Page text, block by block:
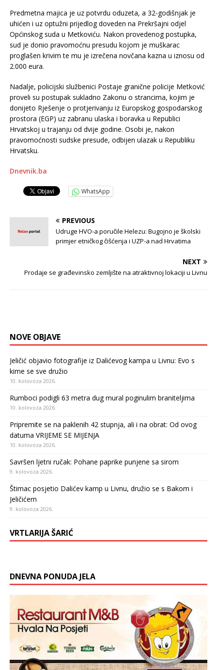
Predmetna majica je uz potvrdu oduzeta, a 32-godišnjak je
uhićen i uz optužni prijedlog doveden na Prekršajni odjel
Općinskog suda u Metkoviću. Nakon provedenog postupka,
sud je donio pravomoćnu presudu kojom je muškarac
proglašen krivim te mu je izrečena novčana kazna u iznosu od
2.000 eura.
Nadalje, policijski službenici Postaje granične policije Metković
proveli su postupak sukladno Zakonu o strancima, kojim je
donijeto Rješenje o protjerivanju iz Europskog gospodarskog
prostora (EGP) uz zabranu ulaska i boravka u Republici
Hrvatskoj u trajanju od dvije godine. Osobi je, nakon
pravomoćnosti sudske presude, odbijen ulazak u Republiku
Hrvatsku.
Dnevnik.ba
WhatsApp
PREVIOUS
Udruge HVO-a poručile Helezu: Bugojno je školski
primjer etničkog čišćenja i UZP-a nad Hrvatima
NEXT
Prodaje se građevinsko zemljište na atraktivnoj lokaciji u Livnu
NOVE OBJAVE
Jeličić objavio fotografije iz Dalićevog kampa u Livnu: Evo s
kime se sve družio
10. kolovoza 2026.
Rumboci podigli 63 metra dug mural poginulim braniteljima
10. kolovoza 2026.
Pripremite se na paklenih 42 stupnja, ali i na obrat: Od ovog
datuma VRIJEME SE MIJENJA
10. kolovoza 2026.
Savršen ljetni ručak: Pohane paprike punjene sa sirom
9. kolovoza 2026.
Štimac posjetio Dalićev kamp u Livnu, družio se s Bakom i
Jeličićem
9. kolovoza 2026.
VRTLARIJA ŠARIĆ
DNEVNA PONUDA JELA